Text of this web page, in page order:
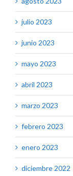
julio 2023
junio 2023
mayo 2023
abril 2023
marzo 2023
febrero 2023
enero 2023
diciembre 2022